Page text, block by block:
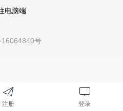
电脑端
16064840号
注册 登录